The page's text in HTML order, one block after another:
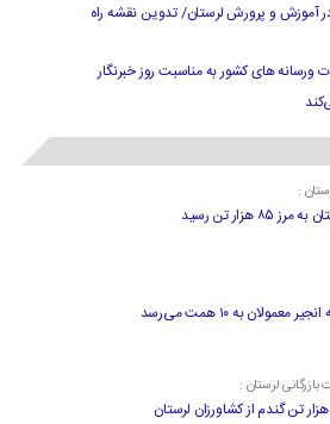
آموزش و پرورش لرستان/ تدوین نقشه راه
ورسانه های کشور به مناسبت روز خبرنگار
:
هزار تن رسید
به ۱۰ همت می‌رسد
لرستان :